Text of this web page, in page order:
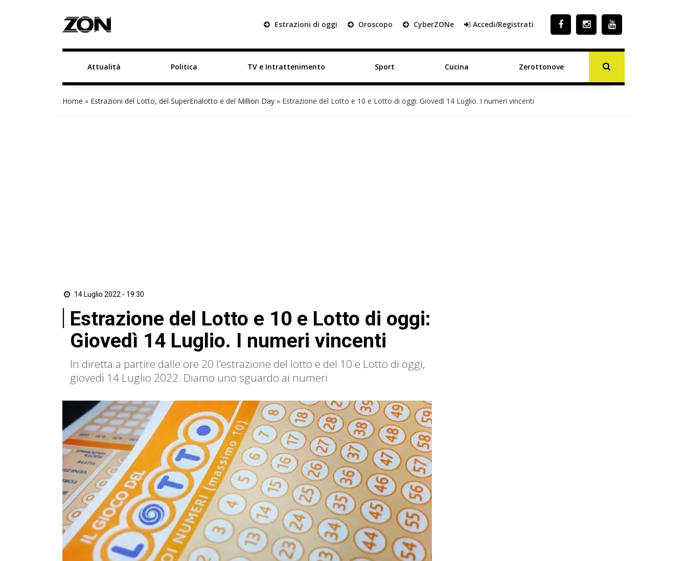
Estrazioni di oggi Oroscopo CyberZONe Accedi/Registrati
Attualità Politica TV e Intrattenimento Sport Cucina Zerottonove
Home » Estrazioni del Lotto, del SuperEnalotto e del Million Day » Estrazione del Lotto e 10 e Lotto di oggi: Giovedì 14 Luglio. I numeri vincenti
14 Luglio 2022 - 19:30
Estrazione del Lotto e 10 e Lotto di oggi:
Giovedì 14 Luglio. I numeri vincenti
In diretta a partire dalle ore 20 l'estrazione del lotto e del 10 e Lotto di oggi,
giovedì 14 Luglio 2022. Diamo uno sguardo ai numeri